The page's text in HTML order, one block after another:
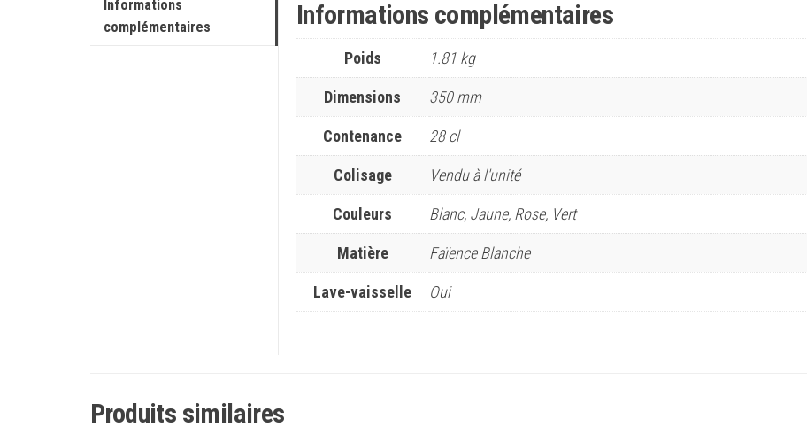
Informations
complémentaires
Informations complémentaires
Poids 1.81 kg
Dimensions 350 mm
Contenance 28 cl
Colisage Vendu à l'unité
Couleurs Blanc, Jaune, Rose, Vert
Matière Faïence Blanche
Lave-vaisselle Oui
Produits similaires